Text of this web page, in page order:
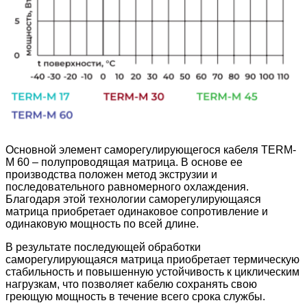
Основной элемент саморегулирующегося кабеля TERM-
М 60 – полупроводящая матрица. В основе ее
производства положен метод экструзии и
последовательного равномерного охлаждения.
Благодаря этой технологии саморегулирующаяся
матрица приобретает одинаковое сопротивление и
одинаковую мощность по всей длине.
В результате последующей обработки
саморегулирующаяся матрица приобретает термическую
стабильность и повышенную устойчивость к циклическим
нагрузкам, что позволяет кабелю сохранять свою
греющую мощность в течение всего срока службы.